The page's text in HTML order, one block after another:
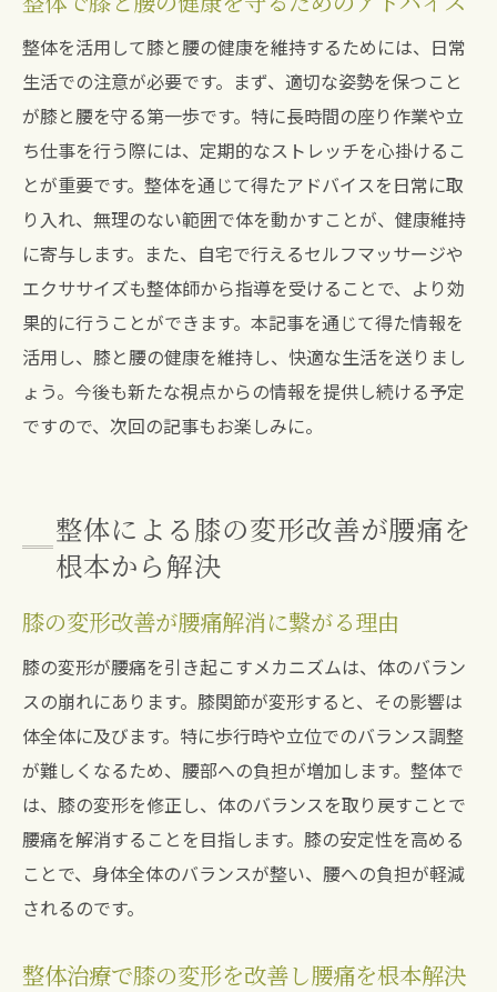
整体を活用して膝と腰の健康を維持するためには、日常
生活での注意が必要です。まず、適切な姿勢を保つこと
が膝と腰を守る第一歩です。特に長時間の座り作業や立
ち仕事を行う際には、定期的なストレッチを心掛けるこ
とが重要です。整体を通じて得たアドバイスを日常に取
り入れ、無理のない範囲で体を動かすことが、健康維持
に寄与します。また、自宅で行えるセルフマッサージや
エクササイズも整体師から指導を受けることで、より効
果的に行うことができます。本記事を通じて得た情報を
活用し、膝と腰の健康を維持し、快適な生活を送りまし
ょう。今後も新たな視点からの情報を提供し続ける予定
ですので、次回の記事もお楽しみに。
整体による膝の変形改善が腰痛を
根本から解決
膝の変形改善が腰痛解消に繋がる理由
膝の変形が腰痛を引き起こすメカニズムは、体のバラン
スの崩れにあります。膝関節が変形すると、その影響は
体全体に及びます。特に歩行時や立位でのバランス調整
が難しくなるため、腰部への負担が増加します。整体で
は、膝の変形を修正し、体のバランスを取り戻すことで
腰痛を解消することを目指します。膝の安定性を高める
ことで、身体全体のバランスが整い、腰への負担が軽減
されるのです。
整体治療で膝の変形を改善し腰痛を根本解決